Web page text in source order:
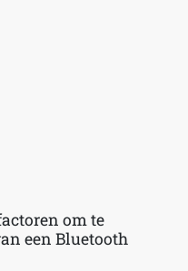
om te
een Bluetooth